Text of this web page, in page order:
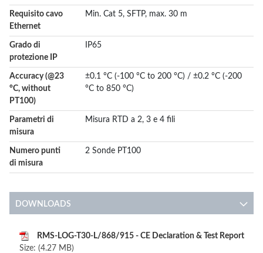
Requisito cavo
Ethernet
Min. Cat 5, SFTP, max. 30 m
Grado di
protezione IP
IP65
Accuracy (@23
°C, without
PT100)
±0.1 °C (-100 °C to 200 °C) / ±0.2 °C (-200
°C to 850 °C)
Parametri di
misura
Misura RTD a 2, 3 e 4 fili
Numero punti
di misura
2 Sonde PT100
DOWNLOADS
RMS-LOG-T30-L/868/915 - CE Declaration & Test Report
Size: (4.27 MB)